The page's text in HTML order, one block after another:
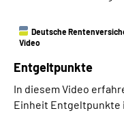
Deutsche
Video
Entgeltpunkte
In diesem Video
Einheit Entgeltpunkte